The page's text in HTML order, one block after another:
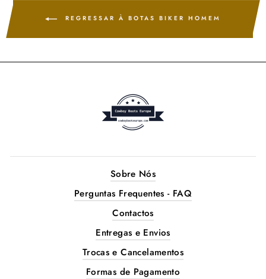
REGRESSAR À BOTAS BIKER HOMEM
Sobre Nós
Perguntas Frequentes - FAQ
Contactos
Entregas e Envios
Trocas e Cancelamentos
Formas de Pagamento